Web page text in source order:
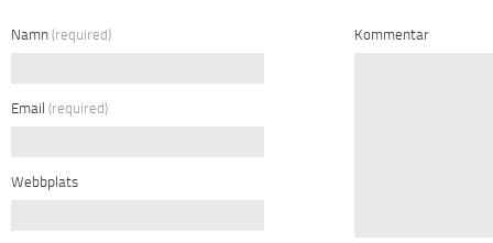
Namn (required)
Email (required)
Webbplats
Kommentar